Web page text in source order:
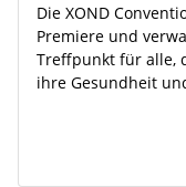
Die XOND
Premiere und
Treffpunkt für alle,
ihre Gesundheit